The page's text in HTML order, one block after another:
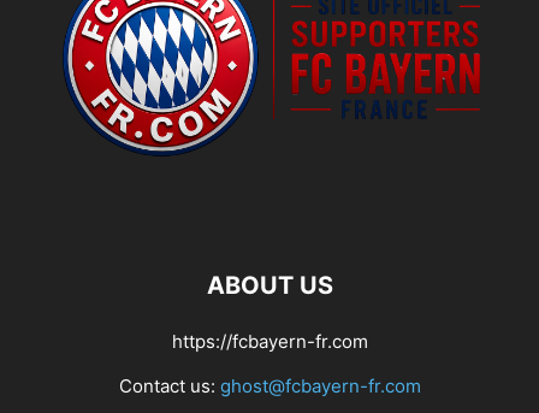
ABOUT US
https://fcbayern-fr.com
Contact us: ghost@fcbayern-fr.com